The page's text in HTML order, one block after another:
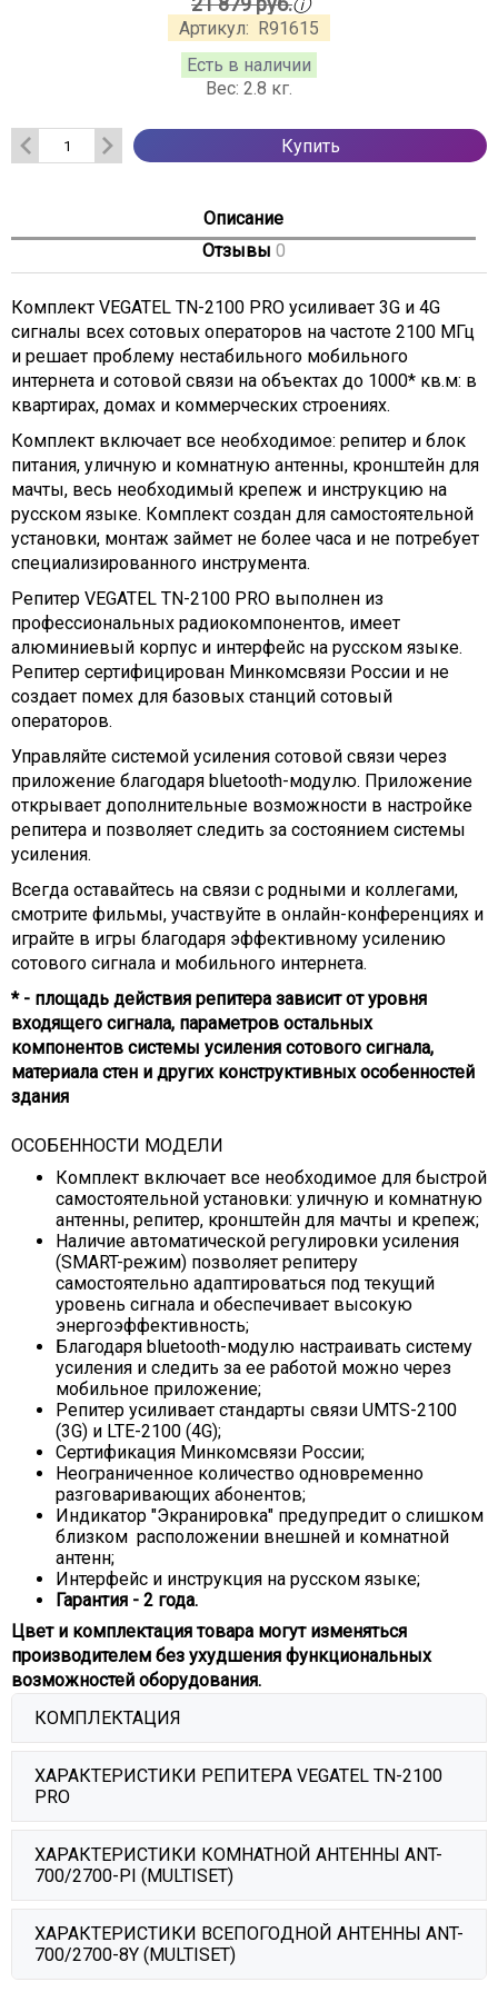
Артикул: R91615
Есть в наличии
Вес: 2.8 кг.
Купить
Описание
Отзывы 0
Комплект VEGATEL TN-2100 PRO усиливает 3G и 4G
сигналы всех сотовых операторов на частоте 2100 МГц
и решает проблему нестабильного мобильного
интернета и сотовой связи на объектах до 1000* кв.м: в
квартирах, домах и коммерческих строениях.
Комплект включает все необходимое: репитер и блок
питания, уличную и комнатную антенны, кронштейн для
мачты, весь необходимый крепеж и инструкцию на
русском языке. Комплект создан для самостоятельной
установки, монтаж займет не более часа и не потребует
специализированного инструмента.
Репитер VEGATEL TN-2100 PRO выполнен из
профессиональных радиокомпонентов, имеет
алюминиевый корпус и интерфейс на русском языке.
Репитер сертифицирован Минкомсвязи России и не
создает помех для базовых станций сотовый
операторов.
Управляйте системой усиления сотовой связи через
приложение благодаря bluetooth-модулю. Приложение
открывает дополнительные возможности в настройке
репитера и позволяет следить за состоянием системы
усиления.
Всегда оставайтесь на связи с родными и коллегами,
смотрите фильмы, участвуйте в онлайн-конференциях и
играйте в игры благодаря эффективному усилению
сотового сигнала и мобильного интернета.
* - площадь действия репитера зависит от уровня
входящего сигнала, параметров остальных
компонентов системы усиления сотового сигнала,
материала стен и других конструктивных особенностей
здания
ОСОБЕННОСТИ МОДЕЛИ
Комплект включает все необходимое для быстрой
самостоятельной установки: уличную и комнатную
антенны, репитер, кронштейн для мачты и крепеж;
Наличие автоматической регулировки усиления
(SMART-режим) позволяет репитеру
самостоятельно адаптироваться под текущий
уровень сигнала и обеспечивает высокую
энергоэффективность;
Благодаря bluetooth-модулю настраивать систему
усиления и следить за ее работой можно через
мобильное приложение;
Репитер усиливает стандарты связи UMTS-2100
(3G) и LTE-2100 (4G);
Сертификация Минкомсвязи России;
Неограниченное количество одновременно
разговаривающих абонентов;
Индикатор "Экранировка" предупредит о слишком
близком расположении внешней и комнатной
антенн;
Интерфейс и инструкция на русском языке;
Гарантия - 2 года.
Цвет и комплектация товара могут изменяться
производителем без ухудшения функциональных
возможностей оборудования.
КОМПЛЕКТАЦИЯ
№ Наименование
Кол-
1
Репитер VEGATEL TN-2100 PRO 1 шт.
2
Антенна комнатная ANT-700/2700-PI
(MultiSet)
3
Встроенная кабельная сборка 5D/FB
(N-male)
2 м.
4
Антенна всепогодная ANT-700/2700-8Y
1 шт.
ХАРАКТЕРИСТИКИ РЕПИТЕРА VEGATEL TN-2100
PRO
Характеристики
Станция –
Телефон –
Полоса
UMTS-
2100 (3G)
2170 МГц
1980 МГц
ХАРАКТЕРИСТИКИ КОМНАТНОЙ АНТЕННЫ ANT-
700/2700-PI (MULTISET)
Параметр Значение
Стандарт связи
2G (GSM-900/1800), 3G
(UMTS900/2100),
ХАРАКТЕРИСТИКИ ВСЕПОГОДНОЙ АНТЕННЫ ANT-
700/2700-8Y (MULTISET)